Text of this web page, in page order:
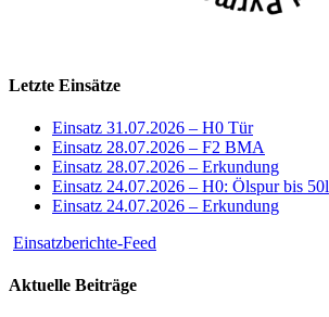
Letzte Einsätze
Einsatz 31.07.2026 – H0 Tür
Einsatz 28.07.2026 – F2 BMA
Einsatz 28.07.2026 – Erkundung
Einsatz 24.07.2026 – H0: Ölspur bis 50l
Einsatz 24.07.2026 – Erkundung
Einsatzberichte-Feed
Aktuelle Beiträge